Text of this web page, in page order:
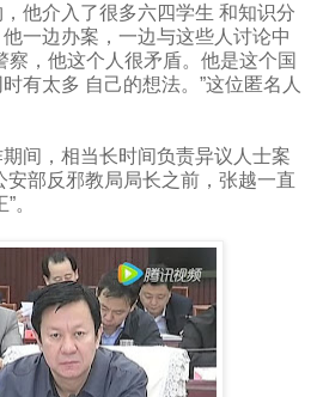
他介入了很多六四学生 和知识分
一边办案，一边与这些人讨论中
察，他这个人很矛盾。他是这个国
有太多 自己的想法。”这位匿名人
间，相当长时间负责异议人士案
安部反邪教局局长之前，张越一直
。